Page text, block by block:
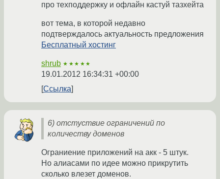
про техподдержку и офлайн кастуй тазхейта
вот тема, в которой недавно
подтверждалось актуальность предложения
Бесплатный хостинг
shrub ★★★★★
19.01.2012 16:34:31 +00:00
Ссылка
6) отстуствие ограничений по
количеству доменов
Ограниение приложений на акк - 5 штук.
Но алиасами по идее можно прикрутить
сколько влезет доменов.